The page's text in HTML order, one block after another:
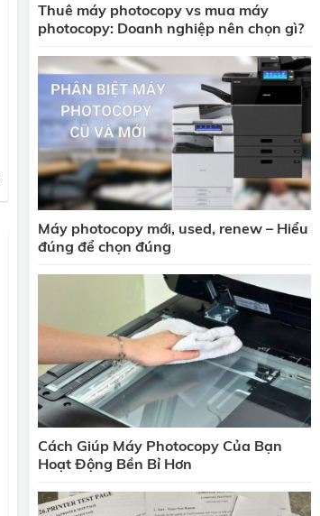
Thuê máy photocopy vs mua máy
photocopy: Doanh nghiệp nên chọn gì?
Máy photocopy mới, used, renew – Hiểu
đúng để chọn đúng
Cách Giúp Máy Photocopy Của Bạn
Hoạt Động Bền Bỉ Hơn